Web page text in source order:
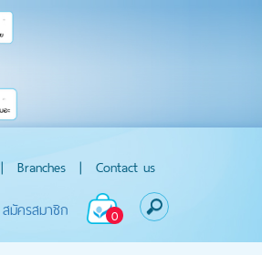
| Branches | Contact us
0
สมัครสมาชิก